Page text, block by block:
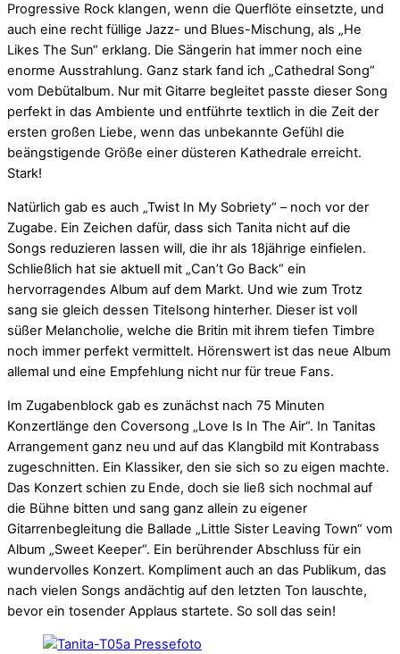
Progressive Rock klangen, wenn die Querflöte einsetzte, und
auch eine recht füllige Jazz- und Blues-Mischung, als „He
Likes The Sun“ erklang. Die Sängerin hat immer noch eine
enorme Ausstrahlung. Ganz stark fand ich „Cathedral Song“
vom Debütalbum. Nur mit Gitarre begleitet passte dieser Song
perfekt in das Ambiente und entführte textlich in die Zeit der
ersten großen Liebe, wenn das unbekannte Gefühl die
beängstigende Größe einer düsteren Kathedrale erreicht.
Stark!
Natürlich gab es auch „Twist In My Sobriety“ – noch vor der
Zugabe. Ein Zeichen dafür, dass sich Tanita nicht auf die
Songs reduzieren lassen will, die ihr als 18jährige einfielen.
Schließlich hat sie aktuell mit „Can’t Go Back“ ein
hervorragendes Album auf dem Markt. Und wie zum Trotz
sang sie gleich dessen Titelsong hinterher. Dieser ist voll
süßer Melancholie, welche die Britin mit ihrem tiefen Timbre
noch immer perfekt vermittelt. Hörenswert ist das neue Album
allemal und eine Empfehlung nicht nur für treue Fans.
Im Zugabenblock gab es zunächst nach 75 Minuten
Konzertlänge den Coversong „Love Is In The Air“. In Tanitas
Arrangement ganz neu und auf das Klangbild mit Kontrabass
zugeschnitten. Ein Klassiker, den sie sich so zu eigen machte.
Das Konzert schien zu Ende, doch sie ließ sich nochmal auf
die Bühne bitten und sang ganz allein zu eigener
Gitarrenbegleitung die Ballade „Little Sister Leaving Town“ vom
Album „Sweet Keeper“. Ein berührender Abschluss für ein
wundervolles Konzert. Kompliment auch an das Publikum, das
nach vielen Songs andächtig auf den letzten Ton lauschte,
bevor ein tosender Applaus startete. So soll das sein!